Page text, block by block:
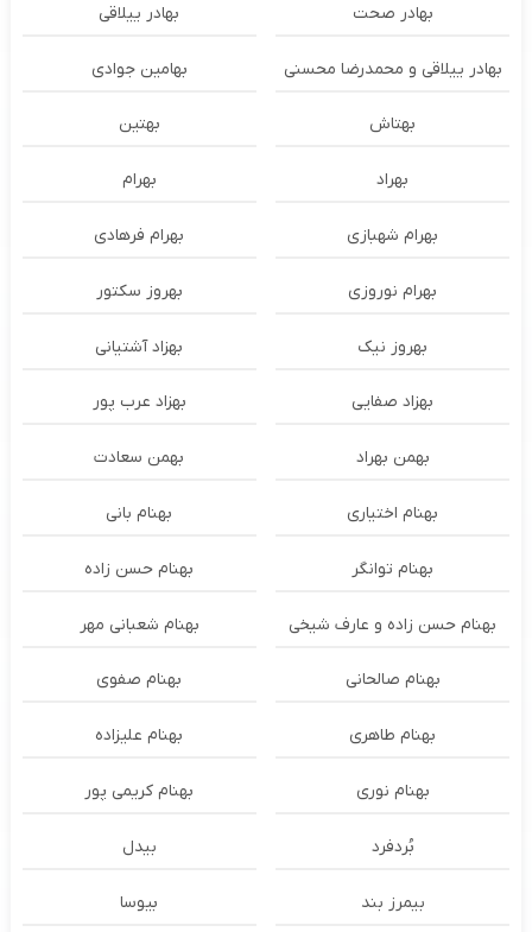
بهادر صحت بهادر ییلاقی
بهادر ییلاقی و محمدرضا محسنی بهامین جوادی
بهتاش بهتین
بهراد بهرام
بهرام شهبازی بهرام فرهادی
بهرام نوروزی بهروز سکتور
بهروز نیک بهزاد آشتیانی
بهزاد صفایی بهزاد عرب پور
بهمن بهراد بهمن سعادت
بهنام اختیاری بهنام بانی
بهنام توانگر بهنام حسن زاده
بهنام حسن زاده و عارف شیخی بهنام شعبانی مهر
بهنام صالحانی بهنام صفوی
بهنام طاهری بهنام علیزاده
بهنام نوری بهنام کریمی پور
بُردفرد بیدل
بیمرز بند بیوسا